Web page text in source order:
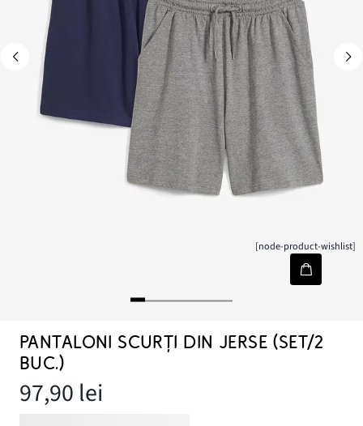
[node-product-wishlist]
PANTALONI SCURȚI DIN JERSE (SET/2
BUC.)
97,90 lei